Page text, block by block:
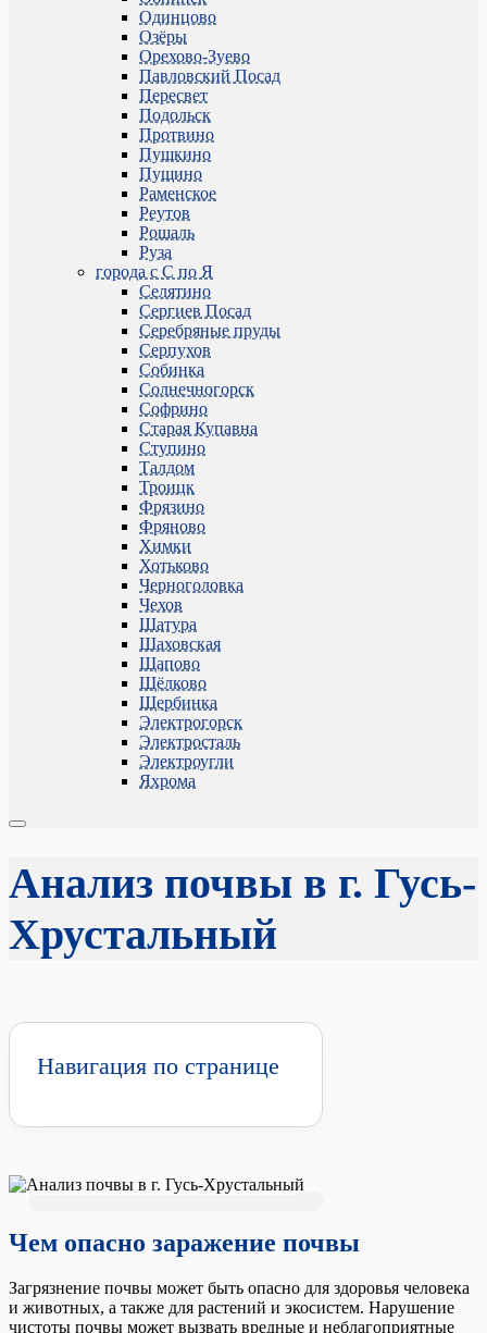
Одинцово
Озёры
Орехово-Зуево
Павловский Посад
Пересвет
Подольск
Протвино
Пушкино
Пущино
Раменское
Реутов
Рошаль
Руза
города с С по Я
Селятино
Сергиев Посад
Серебряные пруды
Серпухов
Собинка
Солнечногорск
Софрино
Старая Купавна
Ступино
Талдом
Троицк
Фрязино
Фряново
Химки
Хотьково
Черноголовка
Чехов
Шатура
Шаховская
Щапово
Щёлково
Щербинка
Электрогорск
Электросталь
Электроугли
Яхрома
Анализ почвы в г. Гусь-
Хрустальный
Навигация по странице
Чем опасно заражение почвы
Загрязнение почвы может быть опасно для здоровья человека
и животных, а также для растений и экосистем. Нарушение
чистоты почвы может вызвать вредные и неблагоприятные